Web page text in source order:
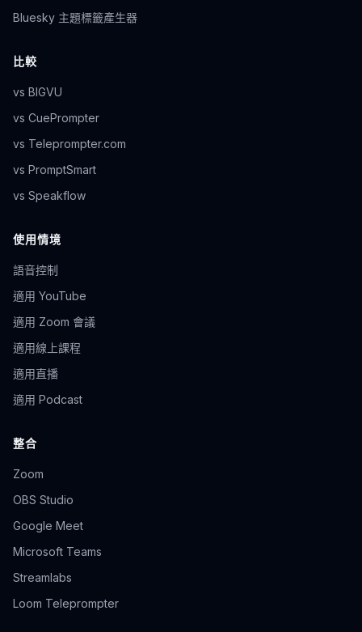
Bluesky 主題標籤產生器
比較
vs BIGVU
vs CuePrompter
vs Teleprompter.com
vs PromptSmart
vs Speakflow
使用情境
語音控制
適用 YouTube
適用 Zoom 會議
適用線上課程
適用直播
適用 Podcast
整合
Zoom
OBS Studio
Google Meet
Microsoft Teams
Streamlabs
Loom Teleprompter